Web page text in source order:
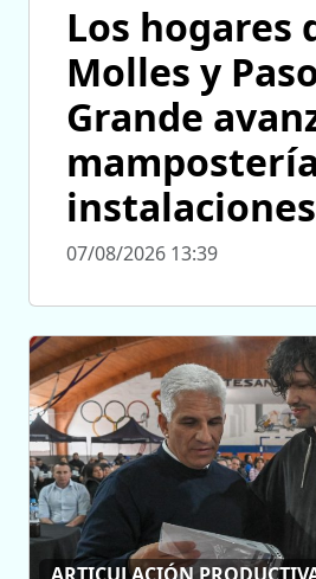
Los hogares
Molles y
Grande
instalaciones
07/08/2026 13:39